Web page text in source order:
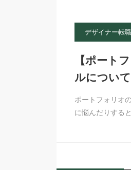
デザイナー転
【ポート
ルについて
ポートフォリオ
に悩んだりする